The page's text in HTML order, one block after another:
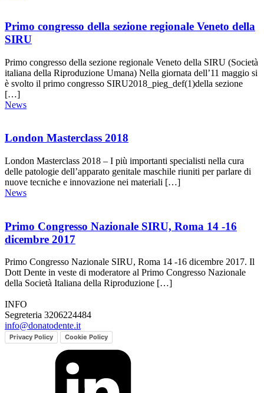
Primo congresso della sezione regionale Veneto della
SIRU
Primo congresso della sezione regionale Veneto della SIRU (Società
italiana della Riproduzione Umana) Nella giornata dell’11 maggio si
è svolto il primo congresso SIRU2018_pieg_def(1)della sezione
[…]
News
London Masterclass 2018
London Masterclass 2018 – I più importanti specialisti nella cura
delle patologie dell’apparato genitale maschile riuniti per parlare di
nuove tecniche e innovazione nei materiali […]
News
Primo Congresso Nazionale SIRU, Roma 14 -16
dicembre 2017
Primo Congresso Nazionale SIRU, Roma 14 -16 dicembre 2017. Il
Dott Dente in veste di moderatore al Primo Congresso Nazionale
della Società Italiana della Riproduzione […]
INFO
Segreteria 3206224484
info@donatodente.it
Privacy Policy Cookie Policy